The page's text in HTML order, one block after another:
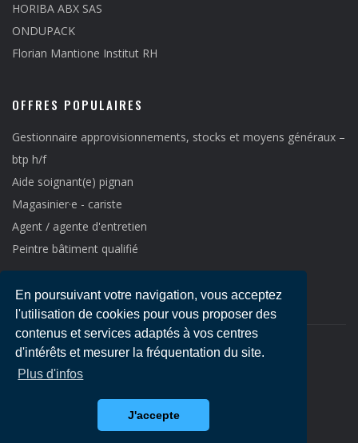
En poursuivant votre navigation, vous acceptez
l'utilisation de cookies pour vous proposer des
contenus et services adaptés à vos centres
d'intérêts et mesurer la fréquentation du site.
Plus d'infos
J'accepte
HORIBA ABX SAS
ONDUPACK
Florian Mantione Institut RH
OFFRES POPULAIRES
Gestionnaire approvisionnements, stocks et moyens généraux –
btp h/f
Aide soignant(e) pignan
Magasinier·e - cariste
Agent / agente d'entretien
Peintre bâtiment qualifié
Copyright © 2021